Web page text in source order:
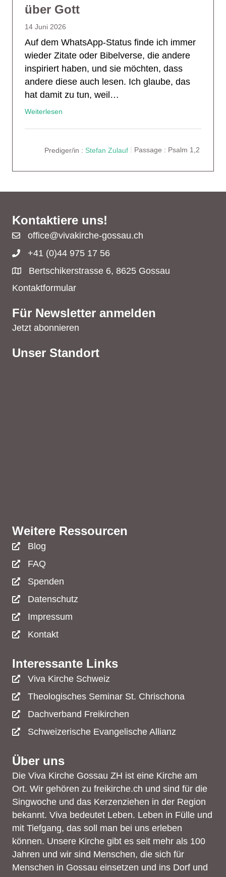
über Gott
14 Juni 2026
Auf dem WhatsApp-Status finde ich immer
wieder Zitate oder Bibelverse, die andere
inspiriert haben, und sie möchten, dass
andere diese auch lesen. Ich glaube, das
hat damit zu tun, weil…
Weiterlesen
Prediger/in : Stefan Zulauf Passage : Psalm 1,2
Kontaktiere uns!
office@vivakirche-gossau.ch
+41 (0)44 975 17 56
Bertschikerstrasse 6, 8625 Gossau
Kontaktformular
Für Newsletter anmelden
Jetzt abonnieren
Unser Standort
Weitere Ressourcen
Blog
FAQ
Spenden
Datenschutz
Impressum
Kontakt
Interessante Links
Viva Kirche Schweiz
Theologisches Seminar St. Chrischona
Dachverband Freikirchen
Schweizerische Evangelische Allianz
Über uns
Die Viva Kirche Gossau ZH ist eine Kirche am
Ort. Wir gehören zu freikirche.ch und sind für die
Singwoche und das Kerzenziehen in der Region
bekannt. Viva bedeutet Leben. Leben in Fülle und
mit Tiefgang, das soll man bei uns erleben
können. Unsere Kirche gibt es seit mehr als 100
Jahren und wir sind Menschen, die sich für
Menschen in Gossau einsetzen und ins Dorf und